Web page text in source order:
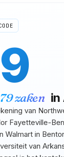
zaken in
van
Fayetteville-
Walmart in
van